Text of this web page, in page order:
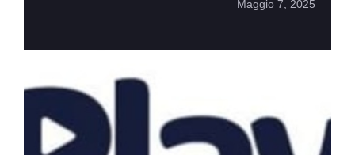
Maggio 7, 2025